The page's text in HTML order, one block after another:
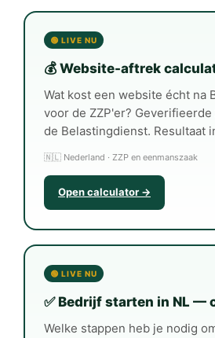
🟢 LIVE NU
💰 Website-aftrek
Wat kost een website écht na
voor de ZZP'er?
de Belastingdienst. Resultaat
🇳🇱 Nederland · ZZP en eenmanszaak
Open calculator →
🟢 LIVE NU
✅ Bedrijf starten in NL —
Welke stappen heb je nodig